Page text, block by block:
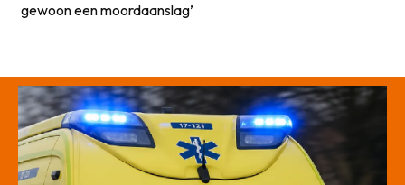
gewoon een moordaanslag’